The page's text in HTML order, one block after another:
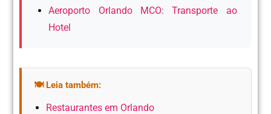
Aeroporto Orlando MCO: Transporte ao
Hotel
🍽️ Leia também:
Restaurantes em Orlando